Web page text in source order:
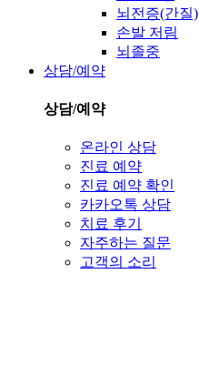
뇌전증(간질)
손발 저림
뇌졸중
상담/예약
상담/예약
온라인 상담
진료 예약
진료 예약 확인
카카오톡 상담
치료 후기
자주하는 질문
고객의 소리